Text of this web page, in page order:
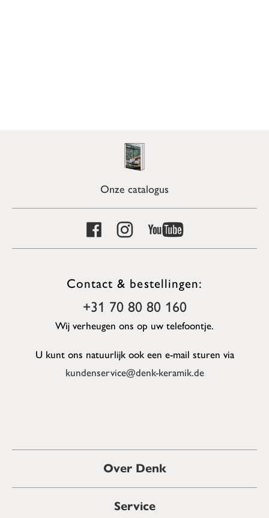
Onze catalogus
Contact & bestellingen:
+31 70 80 80 160
Wij verheugen ons op uw telefoontje.
U kunt ons natuurlijk ook een e-mail sturen via
kundenservice@denk-keramik.de
Over Denk
Service